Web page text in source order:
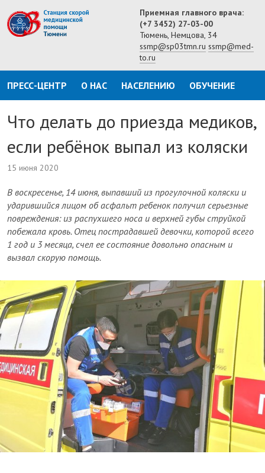
Приемная главного врача:
(+7 3452) 27-03-00
Тюмень, Немцова, 34
ssmp@sp03tmn.ru ssmp@med-
to.ru
ПРЕСС-ЦЕНТР О НАС НАСЕЛЕНИЮ ОБУЧЕНИЕ
Что делать до приезда медиков,
если ребёнок выпал из коляски
15 июня 2020
В воскресенье, 14 июня, выпавший из прогулочной коляски и
ударившийся лицом об асфальт ребенок получил серьезные
повреждения: из распухшего носа и верхней губы струйкой
побежала кровь. Отец пострадавшей девочки, которой всего
1 год и 3 месяца, счел ее состояние довольно опасным и
вызвал скорую помощь.